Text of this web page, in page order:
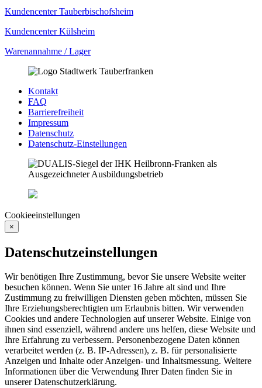
Kundencenter Tauberbischofsheim
Kundencenter Külsheim
Warenannahme / Lager
Kontakt
FAQ
Barrierefreiheit
Impressum
Datenschutz
Datenschutz-Einstellungen
Cookieeinstellungen
×
Datenschutzeinstellungen
Wir benötigen Ihre Zustimmung, bevor Sie unsere Website weiter
besuchen können. Wenn Sie unter 16 Jahre alt sind und Ihre
Zustimmung zu freiwilligen Diensten geben möchten, müssen Sie
Ihre Erziehungsberechtigten um Erlaubnis bitten. Wir verwenden
Cookies und andere Technologien auf unserer Website. Einige von
ihnen sind essenziell, während andere uns helfen, diese Website und
Ihre Erfahrung zu verbessern. Personenbezogene Daten können
verarbeitet werden (z. B. IP-Adressen), z. B. für personalisierte
Anzeigen und Inhalte oder Anzeigen- und Inhaltsmessung. Weitere
Informationen über die Verwendung Ihrer Daten finden Sie in
unserer Datenschutzerklärung.